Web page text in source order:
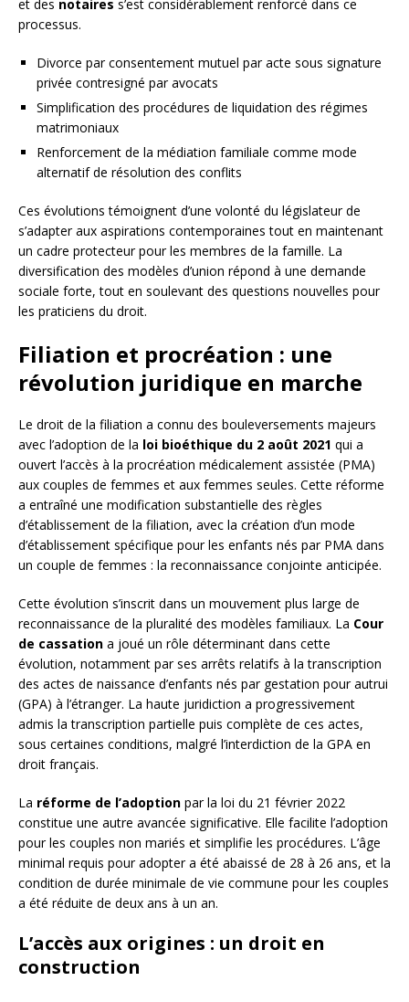
et des notaires s’est considérablement renforcé dans ce
processus.
Divorce par consentement mutuel par acte sous signature
privée contresigné par avocats
Simplification des procédures de liquidation des régimes
matrimoniaux
Renforcement de la médiation familiale comme mode
alternatif de résolution des conflits
Ces évolutions témoignent d’une volonté du législateur de
s’adapter aux aspirations contemporaines tout en maintenant
un cadre protecteur pour les membres de la famille. La
diversification des modèles d’union répond à une demande
sociale forte, tout en soulevant des questions nouvelles pour
les praticiens du droit.
Filiation et procréation : une
révolution juridique en marche
Le droit de la filiation a connu des bouleversements majeurs
avec l’adoption de la loi bioéthique du 2 août 2021 qui a
ouvert l’accès à la procréation médicalement assistée (PMA)
aux couples de femmes et aux femmes seules. Cette réforme
a entraîné une modification substantielle des règles
d’établissement de la filiation, avec la création d’un mode
d’établissement spécifique pour les enfants nés par PMA dans
un couple de femmes : la reconnaissance conjointe anticipée.
Cette évolution s’inscrit dans un mouvement plus large de
reconnaissance de la pluralité des modèles familiaux. La Cour
de cassation a joué un rôle déterminant dans cette
évolution, notamment par ses arrêts relatifs à la transcription
des actes de naissance d’enfants nés par gestation pour autrui
(GPA) à l’étranger. La haute juridiction a progressivement
admis la transcription partielle puis complète de ces actes,
sous certaines conditions, malgré l’interdiction de la GPA en
droit français.
La réforme de l’adoption par la loi du 21 février 2022
constitue une autre avancée significative. Elle facilite l’adoption
pour les couples non mariés et simplifie les procédures. L’âge
minimal requis pour adopter a été abaissé de 28 à 26 ans, et la
condition de durée minimale de vie commune pour les couples
a été réduite de deux ans à un an.
L’accès aux origines : un droit en
construction